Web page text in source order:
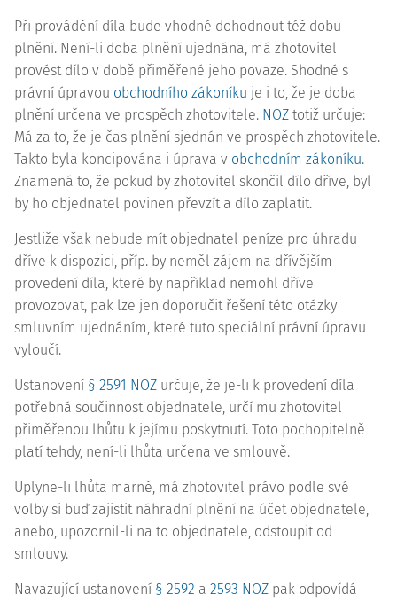
Při provádění díla bude vhodné dohodnout též dobu
plnění. Není-li doba plnění ujednána, má zhotovitel
provést dílo v době přiměřené jeho povaze. Shodné s
právní úpravou obchodního zákoníku je i to, že je doba
plnění určena ve prospěch zhotovitele. NOZ totiž určuje:
Má za to, že je čas plnění sjednán ve prospěch zhotovitele.
Takto byla koncipována i úprava v obchodním zákoníku.
Znamená to, že pokud by zhotovitel skončil dílo dříve, byl
by ho objednatel povinen převzít a dílo zaplatit.
Jestliže však nebude mít objednatel peníze pro úhradu
dříve k dispozici, příp. by neměl zájem na dřívějším
provedení díla, které by například nemohl dříve
provozovat, pak lze jen doporučit řešení této otázky
smluvním ujednáním, které tuto speciální právní úpravu
vyloučí.
Ustanovení § 2591 NOZ určuje, že je-li k provedení díla
potřebná součinnost objednatele, určí mu zhotovitel
přiměřenou lhůtu k jejímu poskytnutí. Toto pochopitelně
platí tehdy, není-li lhůta určena ve smlouvě.
Uplyne-li lhůta marně, má zhotovitel právo podle své
volby si buď zajistit náhradní plnění na účet objednatele,
anebo, upozornil-li na to objednatele, odstoupit od
smlouvy.
Navazující ustanovení § 2592 a 2593 NOZ pak odpovídá